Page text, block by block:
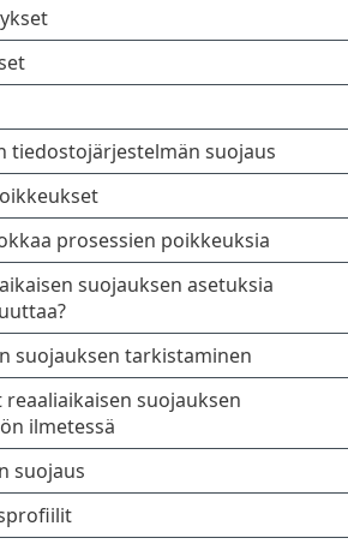
tiedostojärjestelmän suojaus
prosessien poikkeuksia
suojauksen asetuksia
suojauksen tarkistaminen
suojauksen
ilmetessä
suojaus